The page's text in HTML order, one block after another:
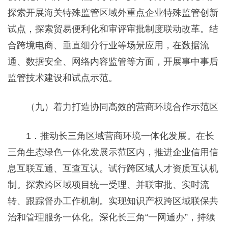
探索开展海关特殊监管区域外重点企业特殊监管创新
试点，探索贸易便利化和审评审批制度联动改革。结
合跨境电商、垂直细分行业等场景应用，在数据流
通、数据安全、网络内容监管等方面，开展事中事后
监管技术建设和试点示范。
（九）着力打造协同高效的营商环境合作示范区
1．推动长三角区域营商环境一体化发展。在长
三角生态绿色一体化发展示范区内，推进企业信用信
息互联互通、互查互认。试行跨区域人才资质互认机
制。探索跨区域项目统一受理、并联审批、实时流
转、跟踪督办工作机制。实现知识产权跨区域联保共
治和管理服务一体化。深化长三角“一网通办”，持续